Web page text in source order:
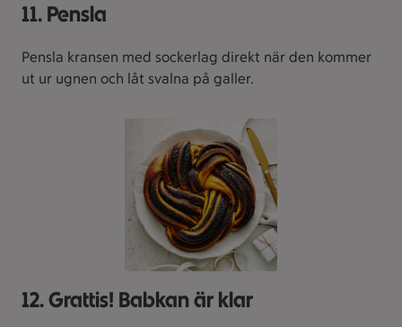
11. Pensla
Pensla kransen med sockerlag direkt när den kommer
ut ur ugnen och låt svalna på galler.
12. Grattis! Babkan är klar